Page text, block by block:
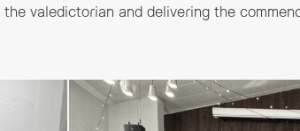
valedictorian and delivering the